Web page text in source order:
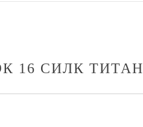
16 СИЛК ТИТАН